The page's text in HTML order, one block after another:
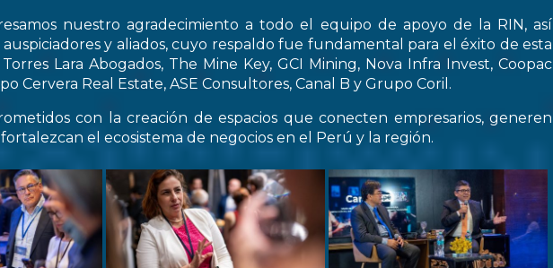
nuestro agradecimiento a todo el equipo de apoyo de la RIN, así
y aliados, cuyo respaldo fue fundamental para el éxito de esta
Lara Abogados, The Mine Key, GCI Mining, Nova Infra Invest, Coopac
Cervera Real Estate, ASE Consultores, Canal B y Grupo Coril.
con la creación de espacios que conecten empresarios, generen
el ecosistema de negocios en el Perú y la región.